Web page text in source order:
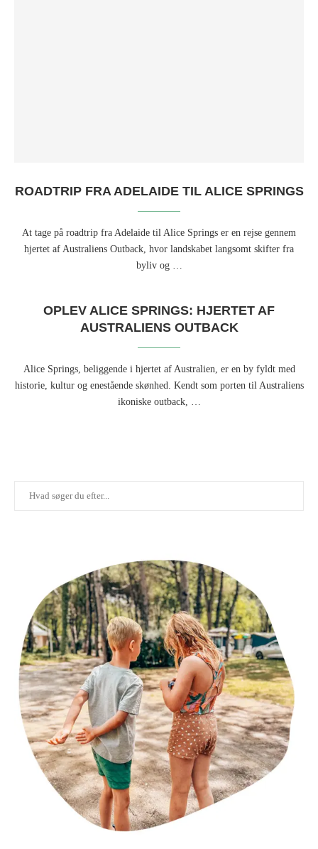
ROADTRIP FRA ADELAIDE TIL ALICE SPRINGS
At tage på roadtrip fra Adelaide til Alice Springs er en rejse gennem
hjertet af Australiens Outback, hvor landskabet langsomt skifter fra
byliv og …
OPLEV ALICE SPRINGS: HJERTET AF
AUSTRALIENS OUTBACK
Alice Springs, beliggende i hjertet af Australien, er en by fyldt med
historie, kultur og enestående skønhed. Kendt som porten til Australiens
ikoniske outback, …